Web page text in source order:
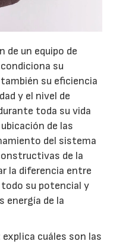
de un equipo de
su
su eficiencia
y el nivel de
toda su vida
de las
del sistema
de la
la diferencia entre
todo su potencial y
energía de la
explica cuáles son las